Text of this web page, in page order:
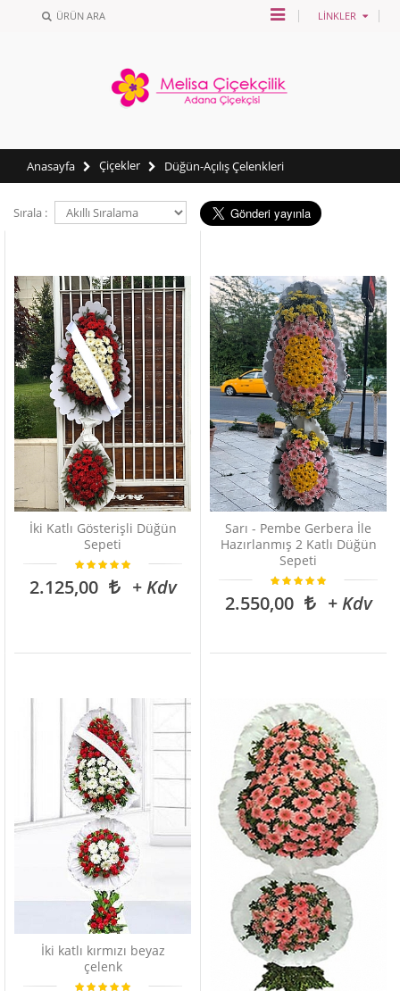
ÜRÜN ARA LINKLER
Anasayfa Çiçekler Düğün-Açılış Çelenkleri
Sırala :
İki Katlı Gösterişli Düğün
Sepeti
2.125,00 + Kdv
Sarı - Pembe Gerbera İle
Hazırlanmış 2 Katlı Düğün
Sepeti
2.550,00 + Kdv
İki katlı kırmızı beyaz
çelenk